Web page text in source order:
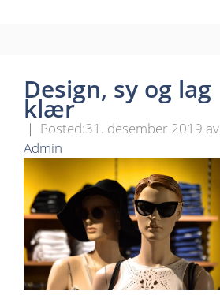
Design, sy og lag
klær
31. desember 2019 av
Admin